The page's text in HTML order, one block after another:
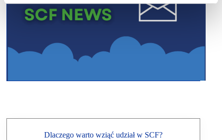
Dlaczego warto wziąć udział w SCF?